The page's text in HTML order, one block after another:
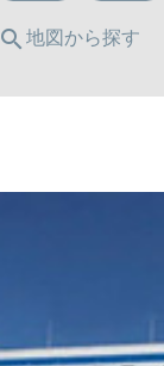
search地図から探す